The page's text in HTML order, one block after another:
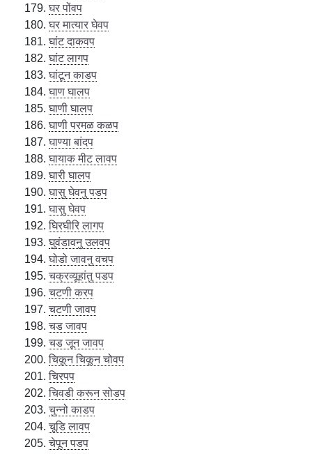
घर पोंवप
घर मात्यार घेवप
घांट दाकवप
घांट लागप
घांटून काडप
घाण घालप
घाणी घालप
घाणी परमळ कळप
घाण्या बांदप
घायाक मीट लावप
घारी घालप
घासु घेवनु पडप
घासु घेवप
घिरघीरि लागप
घुवंडावनु उलवप
घोडो जावनु वचप
चक्रव्यूहांतु पडप
चटणी करप
चटणी जावप
चड जावप
चड जून जावप
चिकून चिकून चोवप
चिरपप
चिवडी करून सोडप
चुन्नो काडप
चूडि लावप
चेपून पडप